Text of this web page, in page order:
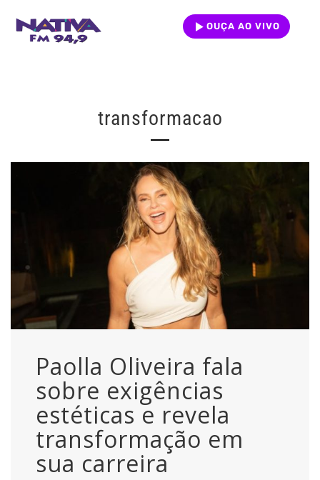
OUÇA AO VIVO
transformacao
Paolla Oliveira fala
sobre exigências
estéticas e revela
transformação em
sua carreira